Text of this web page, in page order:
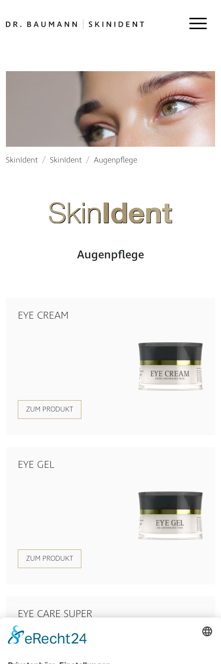
SkinIdent SkinIdent Augenpflege
Augenpflege
EYE CREAM
ZUM PRODUKT
EYE GEL
ZUM PRODUKT
EYE CARE SUPER